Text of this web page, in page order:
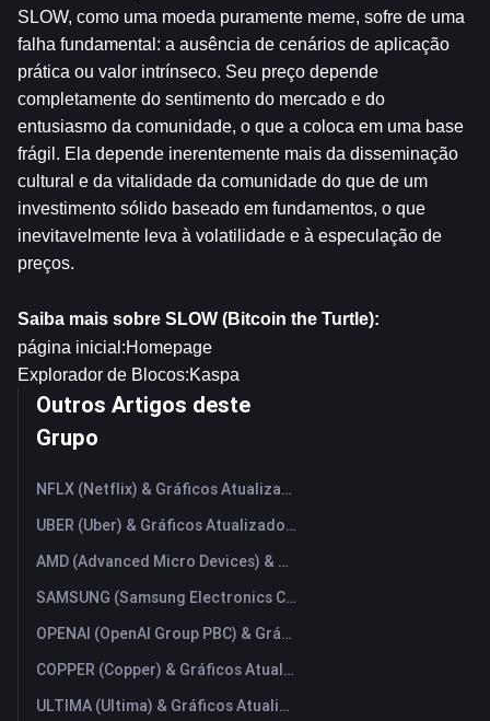
SLOW, como uma moeda puramente meme, sofre de uma
falha fundamental: a ausência de cenários de aplicação
prática ou valor intrínseco. Seu preço depende
completamente do sentimento do mercado e do
entusiasmo da comunidade, o que a coloca em uma base
frágil. Ela depende inerentemente mais da disseminação
cultural e da vitalidade da comunidade do que de um
investimento sólido baseado em fundamentos, o que
inevitavelmente leva à volatilidade e à especulação de
preços.
Saiba mais sobre SLOW (Bitcoin the Turtle):
página inicial:Homepage
Explorador de Blocos:Kaspa
Outros Artigos deste
Grupo
NFLX (Netflix) & Gráficos Atualizados em Tempo Real
UBER (Uber) & Gráficos Atualizados em Tempo Real
AMD (Advanced Micro Devices) & Gráficos Atualizados em Tempo Real
SAMSUNG (Samsung Electronics Co., Ltd) & Gráficos Atualizados em Tempo Real
OPENAI (OpenAI Group PBC) & Gráficos Atualizados em Tempo Real
COPPER (Copper) & Gráficos Atualizados em Tempo Real
ULTIMA (Ultima) & Gráficos Atualizados em Tempo Real